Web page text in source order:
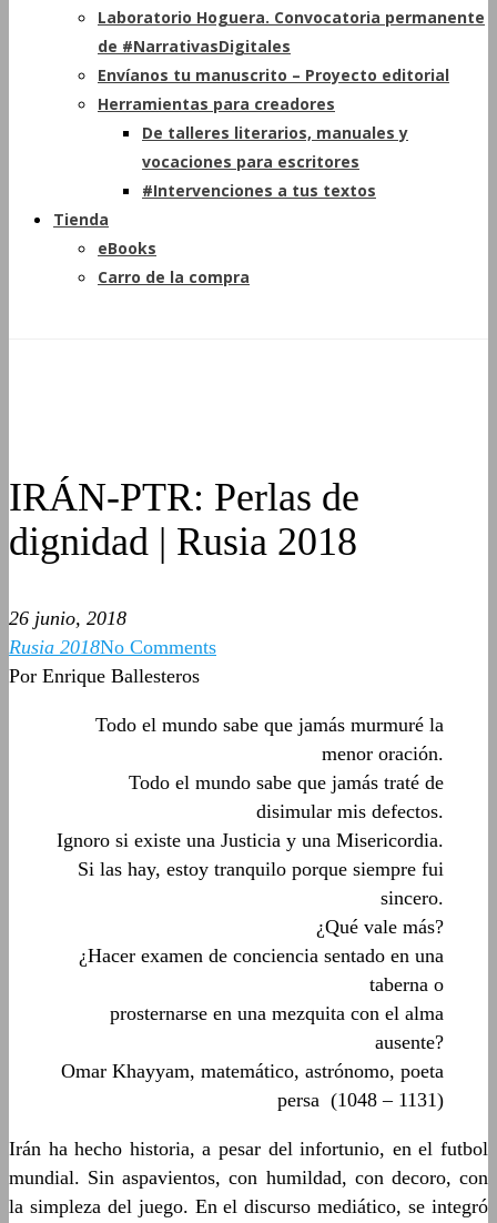
Laboratorio Hoguera. Convocatoria permanente
de #NarrativasDigitales
Envíanos tu manuscrito – Proyecto editorial
Herramientas para creadores
De talleres literarios, manuales y
vocaciones para escritores
#Intervenciones a tus textos
Tienda
eBooks
Carro de la compra
IRÁN-PTR: Perlas de
dignidad | Rusia 2018
26 junio, 2018
Rusia 2018No Comments
Por Enrique Ballesteros
Todo el mundo sabe que jamás murmuré la
menor oración.
Todo el mundo sabe que jamás traté de
disimular mis defectos.
Ignoro si existe una Justicia y una Misericordia.
Si las hay, estoy tranquilo porque siempre fui
sincero.
¿Qué vale más?
¿Hacer examen de conciencia sentado en una
taberna o
prosternarse en una mezquita con el alma
ausente?
Omar Khayyam, matemático, astrónomo, poeta
persa (1048 – 1131)
Irán ha hecho historia, a pesar del infortunio, en el futbol
mundial. Sin aspavientos, con humildad, con decoro, con
la simpleza del juego. En el discurso mediático, se integró